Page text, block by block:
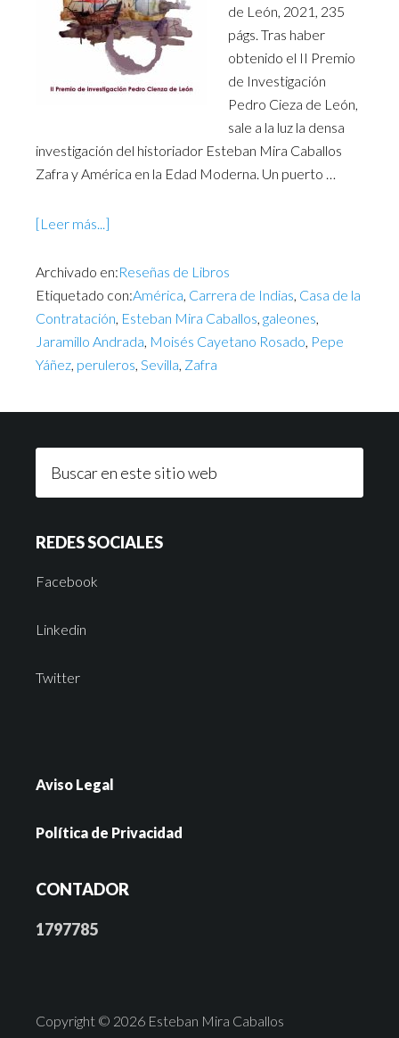
de León, 2021, 235
págs. Tras haber
obtenido el II Premio
de Investigación
Pedro Cieza de León,
sale a la luz la densa
investigación del historiador Esteban Mira Caballos
Zafra y América en la Edad Moderna. Un puerto …
[Leer más...]
Archivado en:Reseñas de Libros
Etiquetado con:América, Carrera de Indias, Casa de la
Contratación, Esteban Mira Caballos, galeones,
Jaramillo Andrada, Moisés Cayetano Rosado, Pepe
Yáñez, peruleros, Sevilla, Zafra
REDES SOCIALES
Facebook
Linkedin
Twitter
Aviso Legal
Política de Privacidad
CONTADOR
1797785
Copyright © 2026 Esteban Mira Caballos